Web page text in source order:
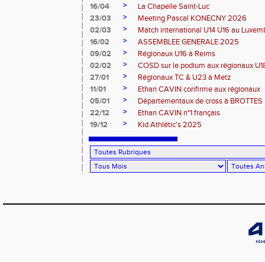
16/04
>
La Chapelle Saint-Luc
23/03
>
Meeting Pascal KONECNY 2026
02/03
>
Match international U14 U16 au
16/02
>
ASSEMBLEE GENERALE 2025
09/02
>
Régionaux U16 à Reims
02/02
>
COSD sur le podium aux régionaux
27/01
>
Régionaux TC & U23 à Metz
11/01
>
Ethan CAVIN confirme aux régionaux
05/01
>
Départementaux de cross à BROTTES
22/12
>
Ethan CAVIN n°1 français
19/12
> Kid Athlétic's 2025